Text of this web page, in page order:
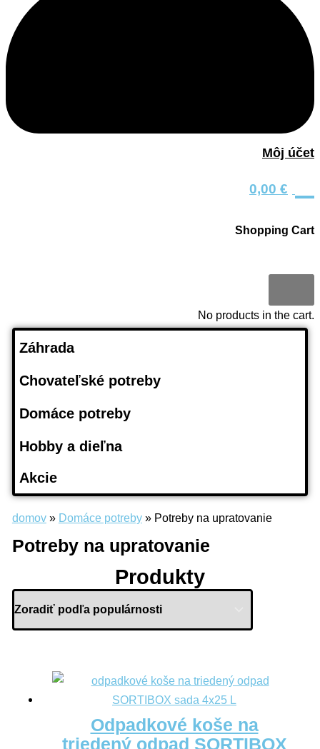
Môj účet
0,00 €
Shopping Cart
No products in the cart.
Záhrada
Chovateľské potreby
Domáce potreby
Hobby a dieľna
Akcie
domov» Domáce potreby» Potreby na upratovanie
Potreby na upratovanie
Produkty
Odpadkové koše na
triedený odpad SORTIBOX